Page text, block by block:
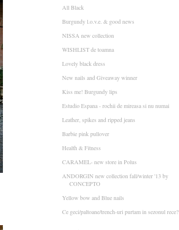
All Black
Burgundy l.o.v.e. & good news
NISSA new collection
WISHLIST de toamna
Lovely black dress
New nails and Giveaway winner
Kiss me! Burgundy lips
Estudio Espana - rochii de mireasa si nu numai
Leather, spikes and ripped jeans
Barbie pink pullover
Health & Fitness
CARAMEL- new store in Polus
ANDORGIN new collection fall/winter '13 by
CONCEPTO
Yellow bow and Blue nails
Ce geci/paltoane/trench-uri purtam in sezonul rece?